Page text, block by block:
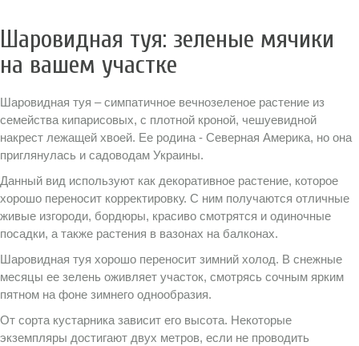
Шаровидная туя: зеленые мячики
на вашем участке
Шаровидная туя – симпатичное вечнозеленое растение из
семейства кипарисовых, с плотной кроной, чешуевидной
накрест лежащей хвоей. Ее родина - Северная Америка, но она
приглянулась и садоводам Украины.
Данный вид используют как декоративное растение, которое
хорошо переносит корректировку. С ним получаются отличные
живые изгороди, бордюры, красиво смотрятся и одиночные
посадки, а также растения в вазонах на балконах.
Шаровидная туя хорошо переносит зимний холод. В снежные
месяцы ее зелень оживляет участок, смотрясь сочным ярким
пятном на фоне зимнего однообразия.
От сорта кустарника зависит его высота. Некоторые
экземпляры достигают двух метров, если не проводить